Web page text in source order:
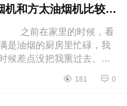
机和方太油烟机比较哪
之前在家里的时候，看
是油烟的厨房里忙碌，我
候差点没把我熏过去。索
面小编为大家介绍下万和
181 0